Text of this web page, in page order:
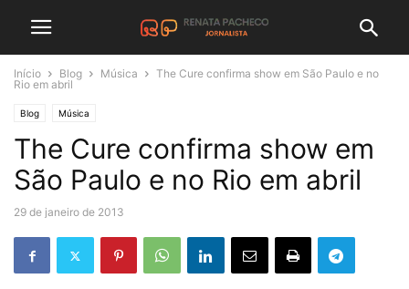
Início Blog Música
The Cure confirma show em São Paulo e no
Rio em abril
Blog Música
The Cure confirma show em
São Paulo e no Rio em abril
29 de janeiro de 2013